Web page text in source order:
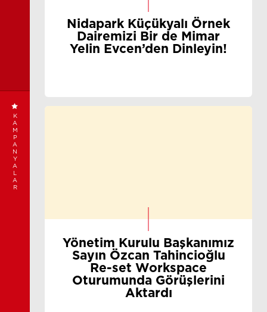
K
A
M
P
A
N
Y
A
A
R
Nidapark Küçükyalı Örnek
Dairemizi Bir de Mimar
Yelin Evcen’den Dinleyin!
Yönetim Kurulu Başkanımız
Sayın Özcan Tahincioğlu
Re-set Workspace
Oturumunda Görüşlerini
Aktardı